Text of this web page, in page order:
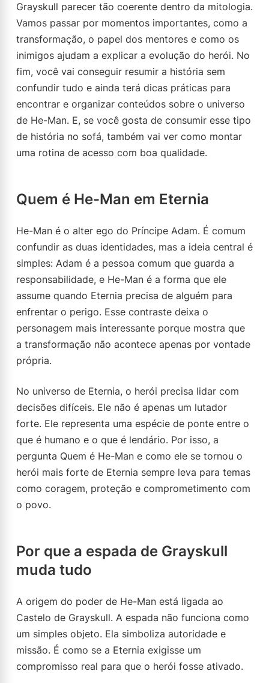
Grayskull parecer tão coerente dentro da mitologia.
Vamos passar por momentos importantes, como a
transformação, o papel dos mentores e como os
inimigos ajudam a explicar a evolução do herói. No
fim, você vai conseguir resumir a história sem
confundir tudo e ainda terá dicas práticas para
encontrar e organizar conteúdos sobre o universo
de He-Man. E, se você gosta de consumir esse tipo
de história no sofá, também vai ver como montar
uma rotina de acesso com boa qualidade.
Quem é He-Man em Eternia
He-Man é o alter ego do Príncipe Adam. É comum
confundir as duas identidades, mas a ideia central é
simples: Adam é a pessoa comum que guarda a
responsabilidade, e He-Man é a forma que ele
assume quando Eternia precisa de alguém para
enfrentar o perigo. Esse contraste deixa o
personagem mais interessante porque mostra que
a transformação não acontece apenas por vontade
própria.
No universo de Eternia, o herói precisa lidar com
decisões difíceis. Ele não é apenas um lutador
forte. Ele representa uma espécie de ponte entre o
que é humano e o que é lendário. Por isso, a
pergunta Quem é He-Man e como ele se tornou o
herói mais forte de Eternia sempre leva para temas
como coragem, proteção e comprometimento com
o povo.
Por que a espada de Grayskull
muda tudo
A origem do poder de He-Man está ligada ao
Castelo de Grayskull. A espada não funciona como
um simples objeto. Ela simboliza autoridade e
missão. É como se a Eternia exigisse um
compromisso real para que o herói fosse ativado.